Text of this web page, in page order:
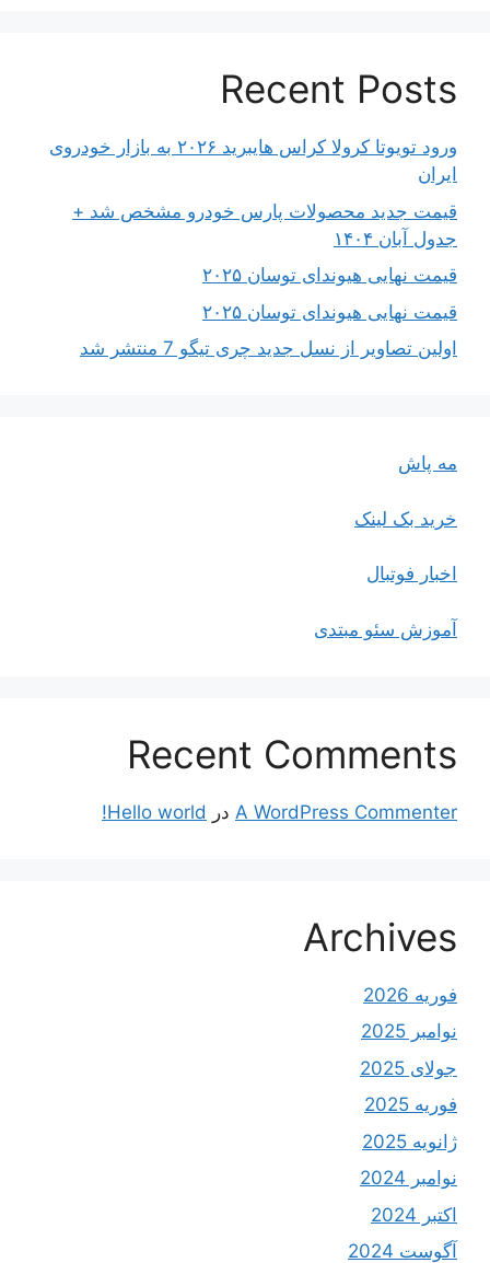
Recent Posts
ورود تویوتا کرولا کراس هایبرید ۲۰۲۶ به بازار خودروی
ایران
قیمت جدید محصولات پارس خودرو مشخص شد +
جدول آبان ۱۴۰۴
قیمت نهایی هیوندای توسان ۲۰۲۵
قیمت نهایی هیوندای توسان ۲۰۲۵
اولین تصاویر از نسل جدید چری تیگو 7 منتشر شد
مه پاش
خرید بک لینک
اخبار فوتبال
آموزش سئو مبتدی
Recent Comments
A WordPress Commenter در Hello world!
Archives
فوریه 2026
نوامبر 2025
جولای 2025
فوریه 2025
ژانویه 2025
نوامبر 2024
اکتبر 2024
آگوست 2024